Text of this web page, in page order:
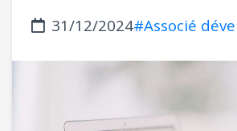
31/12/2024#Associé